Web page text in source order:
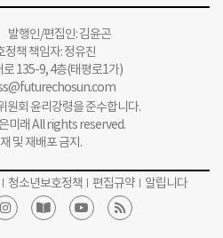
행인/편집인: 김윤곤
정책 책임자: 정유진
로 135-9, 4층(태평로1가)
원회 윤리강령을 준수합니다.
미래 All rights reserved.
및 재배포 금지.
청소년보호정책 편집규약 알립니다